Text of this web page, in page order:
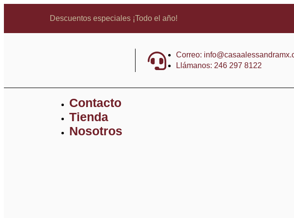
Descuentos especiales ¡Todo el año!
Correo:
Llámanos: 246 297 8122
Contacto
Tienda
Nosotros